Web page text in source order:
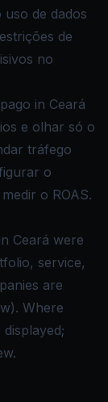
de dados
de
no
in Ceará
e olhar só o
tráfego
o
o ROAS.
Ceará were
service,
are
Where